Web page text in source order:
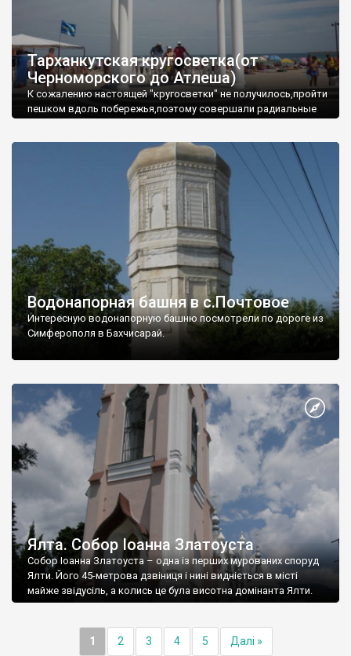
Тарханкутская кругосветка(от
Черноморского до Атлеша)
К сожалению настоящей "кругосветки" не получилось,пройти
пешком вдоль побережья,поэтому совершали радиальные
Водонапорная башня в с.Почтовое
Интересную водонапорную башню посмотрели по дороге из
Симферополя в Бахчисарай.
Ялта. Собор Іоанна Златоуста
Собор Іоанна Златоуста – одна із перших мурованих споруд
Ялти. Його 45-метрова дзвіниця і нині видніється в місті
майже звідусіль, а колись це була висотна домінанта Ялти.
1 2 3 4 5 Далі »